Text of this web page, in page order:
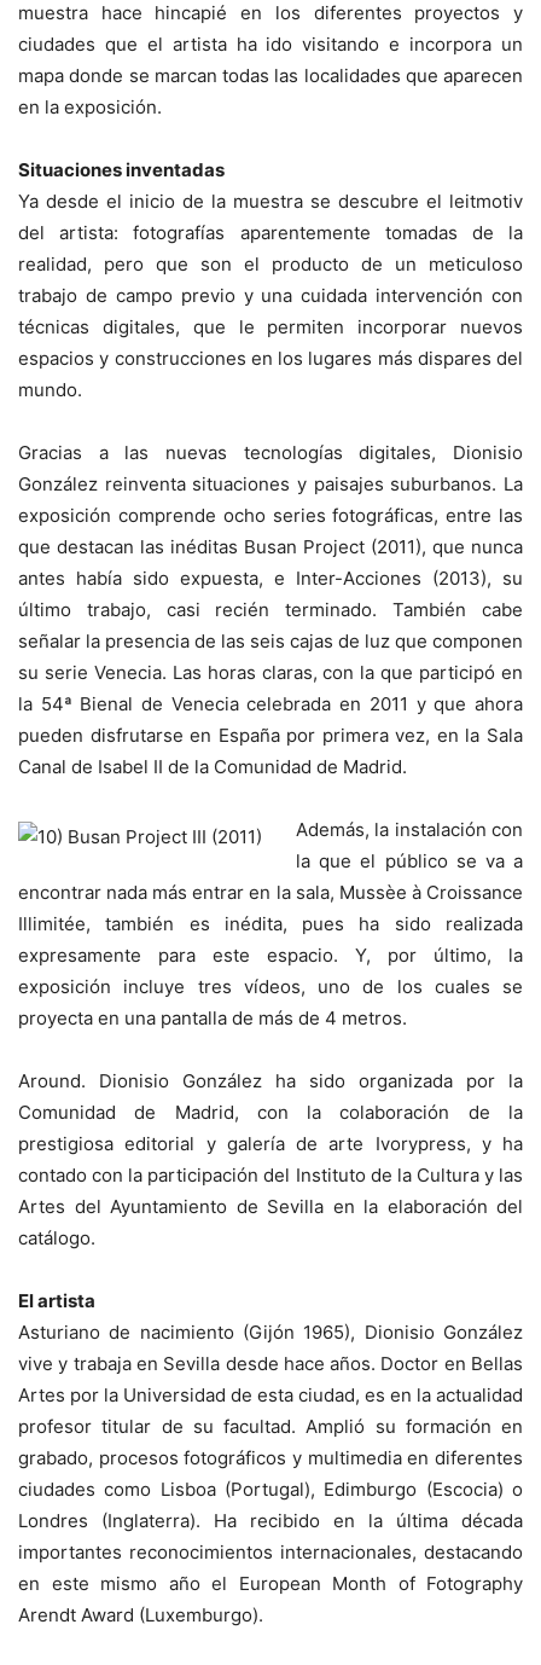
muestra hace hincapié en los diferentes proyectos y
ciudades que el artista ha ido visitando e incorpora un
mapa donde se marcan todas las localidades que aparecen
en la exposición.
Situaciones inventadas
Ya desde el inicio de la muestra se descubre el leitmotiv
del artista: fotografías aparentemente tomadas de la
realidad, pero que son el producto de un meticuloso
trabajo de campo previo y una cuidada intervención con
técnicas digitales, que le permiten incorporar nuevos
espacios y construcciones en los lugares más dispares del
mundo.
Gracias a las nuevas tecnologías digitales, Dionisio
González reinventa situaciones y paisajes suburbanos. La
exposición comprende ocho series fotográficas, entre las
que destacan las inéditas Busan Project (2011), que nunca
antes había sido expuesta, e Inter-Acciones (2013), su
último trabajo, casi recién terminado. También cabe
señalar la presencia de las seis cajas de luz que componen
su serie Venecia. Las horas claras, con la que participó en
la 54ª Bienal de Venecia celebrada en 2011 y que ahora
pueden disfrutarse en España por primera vez, en la Sala
Canal de Isabel II de la Comunidad de Madrid.
Además, la instalación con
la que el público se va a
encontrar nada más entrar en la sala, Mussèe à Croissance
Illimitée, también es inédita, pues ha sido realizada
expresamente para este espacio. Y, por último, la
exposición incluye tres vídeos, uno de los cuales se
proyecta en una pantalla de más de 4 metros.
Around. Dionisio González ha sido organizada por la
Comunidad de Madrid, con la colaboración de la
prestigiosa editorial y galería de arte Ivorypress, y ha
contado con la participación del Instituto de la Cultura y las
Artes del Ayuntamiento de Sevilla en la elaboración del
catálogo.
El artista
Asturiano de nacimiento (Gijón 1965), Dionisio González
vive y trabaja en Sevilla desde hace años. Doctor en Bellas
Artes por la Universidad de esta ciudad, es en la actualidad
profesor titular de su facultad. Amplió su formación en
grabado, procesos fotográficos y multimedia en diferentes
ciudades como Lisboa (Portugal), Edimburgo (Escocia) o
Londres (Inglaterra). Ha recibido en la última década
importantes reconocimientos internacionales, destacando
en este mismo año el European Month of Fotography
Arendt Award (Luxemburgo).